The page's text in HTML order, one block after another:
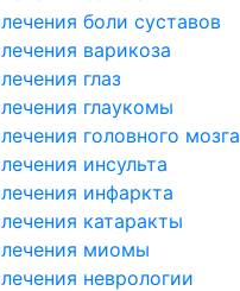
боли суставов
варикоза
глаз
глаукомы
головного мозга
инсульта
инфаркта
катаракты
миомы
неврологии